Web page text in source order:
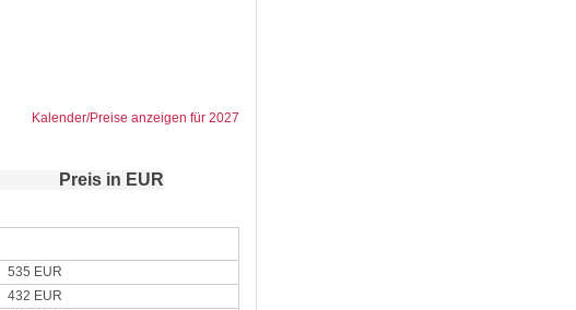
Kalender/Preise anzeigen für 2027
Preis in EUR
535 EUR
432 EUR